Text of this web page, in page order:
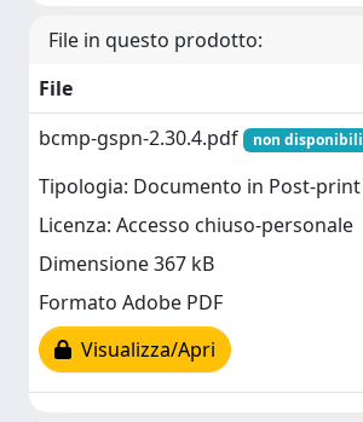
File in questo prodotto:
File
bcmp-gspn-2.30.4.pdf
non disponibili
Tipologia: Documento in Post-print
Licenza: Accesso chiuso-personale
Dimensione 367 kB
Formato Adobe PDF
Visualizza/Apri